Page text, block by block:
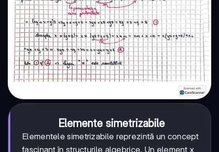
Elemente simetrizabile
Elementele simetrizabile reprezintă un concept
fascinant în structurile algebrice. Un element x